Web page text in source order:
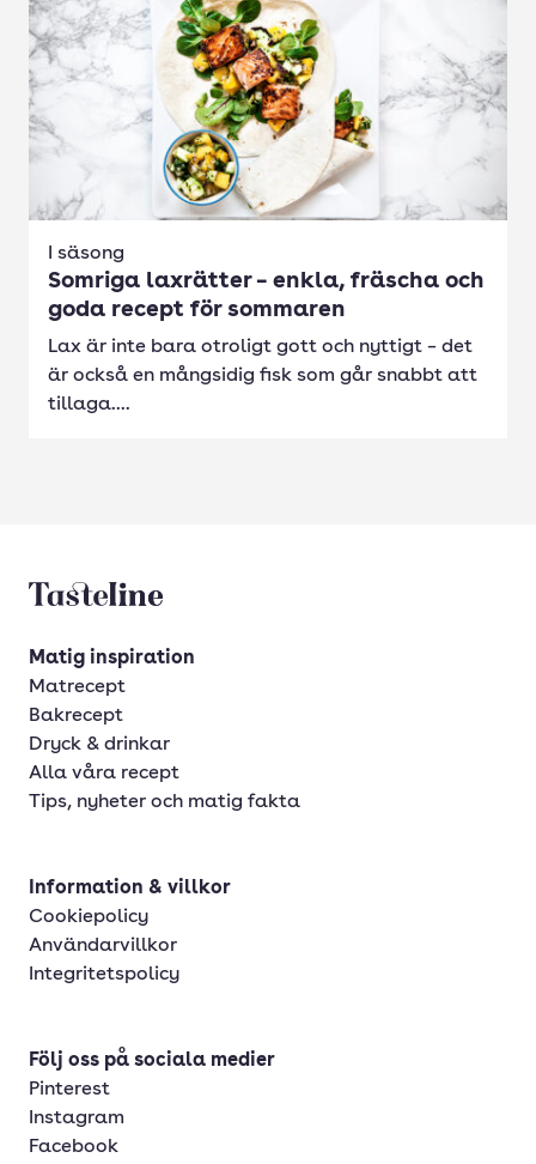
I säsong
Somriga laxrätter – enkla, fräscha och
goda recept för sommaren
Lax är inte bara otroligt gott och nyttigt – det
är också en mångsidig fisk som går snabbt att
tillaga....
Tasteline startsida
Matig inspiration
Matrecept
Bakrecept
Dryck & drinkar
Alla våra recept
Tips, nyheter och matig fakta
Information & villkor
Cookiepolicy
Användarvillkor
Integritetspolicy
Följ oss på sociala medier
Pinterest
Instagram
Facebook